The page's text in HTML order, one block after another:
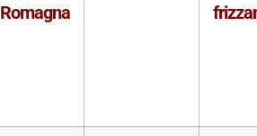
Romagna